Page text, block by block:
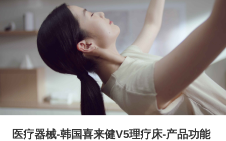
医疗器械-韩国喜来健V5理疗床-产品功能